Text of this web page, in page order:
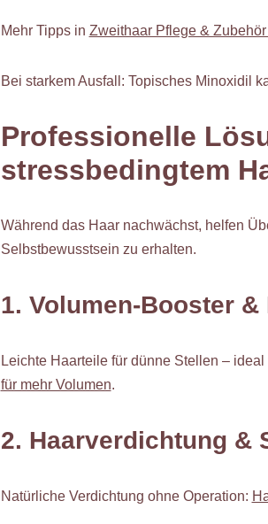
Mehr Tipps in Zweithaar Pflege &
Bei starkem Ausfall: Topisches Minoxidil
Professionelle
stressbedingtem
Während das Haar nachwächst, helfen
Selbstbewusstsein zu erhalten.
1. Volumen-Booster &
Leichte Haarteile für dünne Stellen –
für mehr Volumen.
2. Haarverdichtung &
Natürliche Verdichtung ohne Operation: